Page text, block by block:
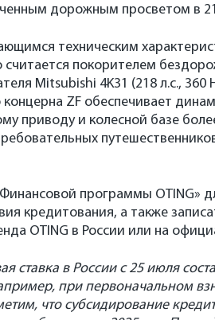
дорожным просветом в
техническим
считается покорителем
Mitsubishi 4K31 (218 л.с.,
ZF обеспечивает
приводу и колесной базе
программы OTING»
кредитования, а также
OTING в России или на
ставка в России с 25 июля
при первоначальном
что субсидирование